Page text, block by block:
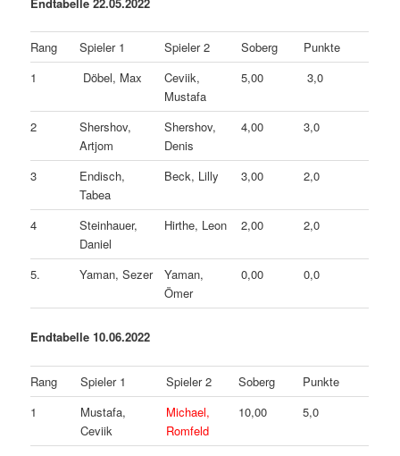
Rang Spieler 1 Spieler 2 Soberg
Punkte
1
Döbel, Max
Ceviik,
Mustafa
5,00 3,0
2
Shershov,
Artjom
Shershov,
Denis
4,00 3,0
3
Endisch,
Tabea
Beck, Lilly 3,00 2,0
4
Steinhauer,
Daniel
Hirthe, Leon 2,00 2,0
5. Yaman, Sezer
Yaman,
Ömer
0,00 0,0
Endtabelle 10.06.2022
Rang Spieler 1 Spieler 2 Soberg
Punkte
1
Mustafa,
Ceviik
Michael,
Romfeld
10,00 5,0